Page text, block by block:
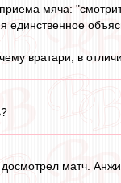
мяча:
вратари, в
матч.